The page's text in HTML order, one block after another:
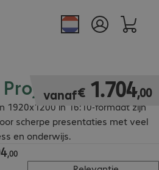
Projectoren
1920x1200 in 16:10-formaat zijn
scherpe presentaties met veel
en onderwijs.
vanaf€ 1.704,00
€ 1.704,00
,00